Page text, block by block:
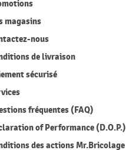
magasins
nous
de livraison
sécurisé
fréquentes (FAQ)
of Performance (D.O.P.)
des actions Mr.Bricolage